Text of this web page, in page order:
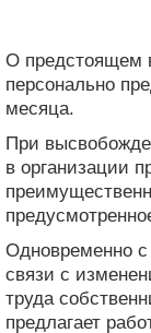
О предстоящем
персонально
месяца.
При
в организации
Одновременно
связи с
труда
предлагает